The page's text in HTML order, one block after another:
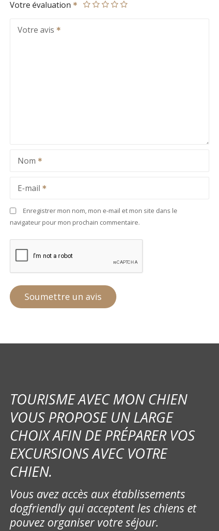
Votre évaluation
Votre avis
Nom
E-mail
Enregistrer mon nom, mon e-mail et mon site dans le
navigateur pour mon prochain commentaire.
TOURISME AVEC MON CHIEN
VOUS PROPOSE UN LARGE
CHOIX AFIN DE PRÉPARER VOS
EXCURSIONS AVEC VOTRE
CHIEN.
Vous avez accès aux établissements
dogfriendly qui acceptent les chiens et
pouvez organiser votre séjour.